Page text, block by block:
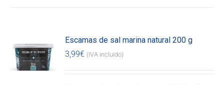
Escamas de sal marina natural 200 g
3,99€ (IVA incluido)